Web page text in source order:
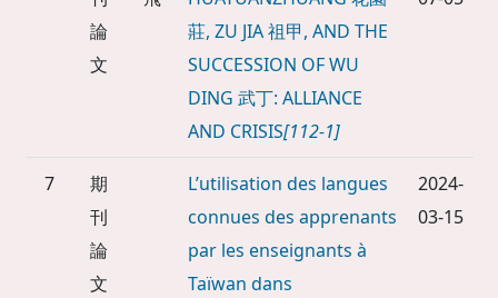
論
文
莊, ZU JIA 祖甲, AND THE
SUCCESSION OF WU
DING 武丁: ALLIANCE
AND CRISIS[112-1]
7
期
刊
論
文
L’utilisation des langues
connues des apprenants
par les enseignants à
Taïwan dans
2024-
03-15